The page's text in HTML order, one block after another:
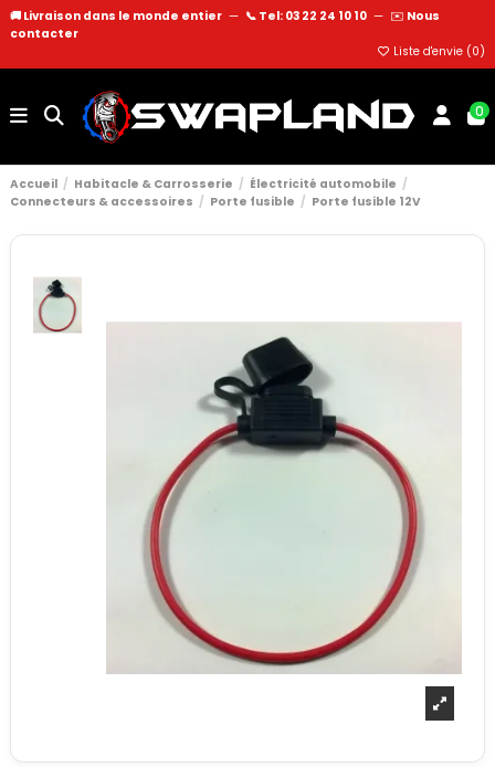
🚚 Livraison dans le monde entier — 📞 Tel: 03 22 24 10 10 — ✉️ Nous
contacter
Liste d'envie (0)
0
Accueil Habitacle & Carrosserie
Électricité automobile
Connecteurs & accessoires
Porte fusible Porte fusible 12V